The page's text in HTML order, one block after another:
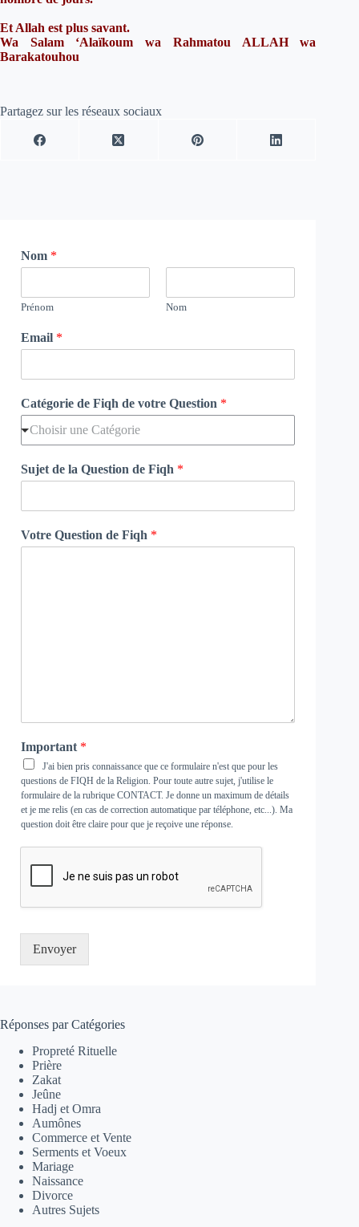
Et Allah est plus savant.
Wa Salam ‘Alaïkoum wa Rahmatou ALLAH wa
Barakatouhou
Partagez sur les réseaux sociaux
Nom *
Prénom Nom
Email *
Catégorie de Fiqh de votre Question *
Choisir une Catégorie
Sujet de la Question de Fiqh *
Votre Question de Fiqh *
Important *
J'ai bien pris connaissance que ce formulaire n'est que pour les
questions de FIQH de la Religion. Pour toute autre sujet, j'utilise le
formulaire de la rubrique CONTACT. Je donne un maximum de détails
et je me relis (en cas de correction automatique par téléphone, etc...). Ma
question doit être claire pour que je reçoive une réponse.
Envoyer
Réponses par Catégories
Propreté Rituelle
Prière
Zakat
Jeûne
Hadj et Omra
Aumônes
Commerce et Vente
Serments et Voeux
Mariage
Naissance
Divorce
Autres Sujets